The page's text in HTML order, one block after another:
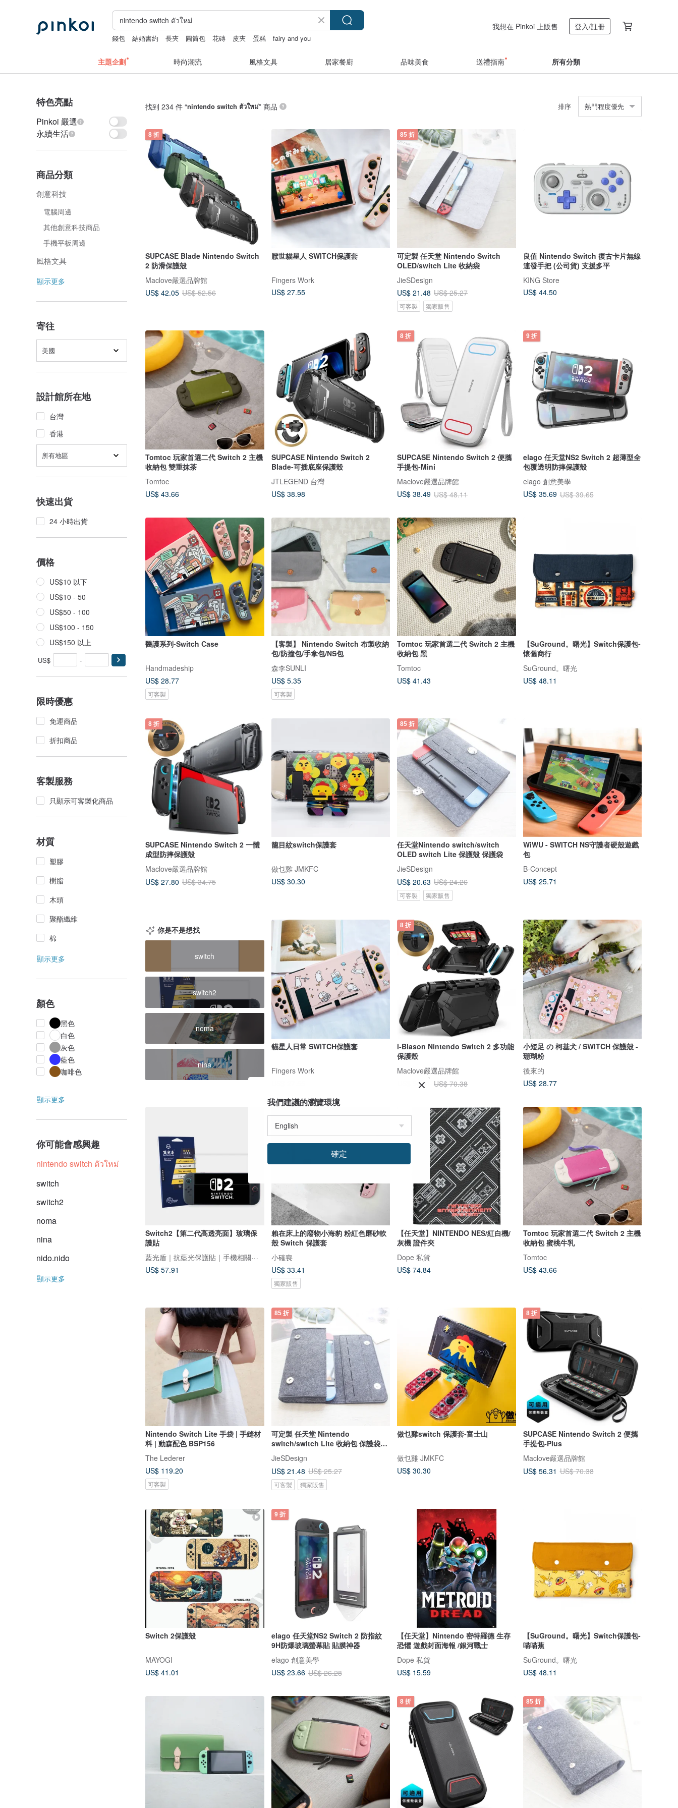
錢包 結婚書約 長夾 圓筒包 花磚 皮夾 蛋糕 fairy and you
我想在 Pinkoi 上販售 登入/註冊
主題企劃 時尚潮流 風格文具 居家餐廚 品味美食 送禮指南 所有分類
特色亮點
Pinkoi 嚴選
永續生活
商品分類
創意科技
電腦周邊
其他創意科技商品
手機平板周邊
風格文具
顯示更多
寄往
美國
設計館所在地
台灣
香港
所有地區
快速出貨
24 小時出貨
價格
US$10 以下
US$10 - 50
US$50 - 100
US$100 - 150
US$150 以上
US$ -
限時優惠
免運商品
折扣商品
客製服務
只顯示可客製化商品
材質
塑膠
樹脂
木頭
聚酯纖維
棉
顯示更多
顏色
黑色
白色
灰色
藍色
咖啡色
顯示更多
你可能會感興趣
nintendo switch ตัวใหม่
switch
switch2
noma
nina
nido.nido
顯示更多
找到 234 件 “nintendo switch ตัวใหม่” 商品 排序 熱門程度優先
8 折
SUPCASE Blade Nintendo Switch
2 防滑保護殼
Maclove嚴選品牌館
US$ 42.05 US$ 52.56
厭世貓星人 SWITCH保護套
Fingers Work
US$ 27.55
85 折
可定製 任天堂 Nintendo Switch
OLED/switch Lite 收納袋
JieSDesign
US$ 21.48 US$ 25.27
可客製 獨家販售
良值 Nintendo Switch 復古卡片無線
連發手把 (公司貨) 支援多平
KING Store
US$ 44.50
Tomtoc 玩家首選二代 Switch 2 主機
收納包 雙重抹茶
Tomtoc
US$ 43.66
SUPCASE Nintendo Switch 2
Blade-可插底座保護殼
JTLEGEND 台灣
US$ 38.98
8 折
SUPCASE Nintendo Switch 2 便攜
手提包-Mini
Maclove嚴選品牌館
US$ 38.49 US$ 48.11
9 折
elago 任天堂NS2 Switch 2 超薄型全
包覆透明防摔保護殼
elago 創意美學
US$ 35.69 US$ 39.65
醫護系列-Switch Case
Handmadeship
US$ 28.77
可客製
【客製】 Nintendo Switch 布製收納
包/防撞包/手拿包/NS包
森李SUNLI
US$ 5.35
可客製
Tomtoc 玩家首選二代 Switch 2 主機
收納包 黑
Tomtoc
US$ 41.43
【SuGround。曙光】Switch保護包-
懷舊商行
SuGround。曙光
US$ 48.11
8 折
SUPCASE Nintendo Switch 2 一體
成型防摔保護殼
Maclove嚴選品牌館
US$ 27.80 US$ 34.75
籠目紋switch保護套
做乜雞 JMKFC
US$ 30.30
85 折
任天堂Nintendo switch/switch
OLED switch Lite 保護殼 保護袋
JieSDesign
US$ 20.63 US$ 24.26
可客製 獨家販售
WiWU - SWITCH NS守護者硬殼遊戲
包
B-Concept
US$ 25.71
你是不是想找
switch
switch2
noma
nina
貓星人日常 SWITCH保護套
Fingers Work
8 折
i-Blason Nintendo Switch 2 多功能
保護殼
Maclove嚴選品牌館
US$ 56.31
US$ 70.38
小短足 の 柯基犬 / SWITCH 保護殼 -
珊瑚粉
後來的
US$ 28.77
Switch2【第二代高透亮面】玻璃保
護貼
藍光盾｜抗藍光保護貼｜手機相關產品
US$ 57.91
賴在床上的廢物小海豹 粉紅色磨砂軟
殼 Switch 保護套
小確喪
US$ 33.41
獨家販售
【任天堂】NINTENDO NES/紅白機/
灰機 證件夾
Dope 私貨
US$ 74.84
Tomtoc 玩家首選二代 Switch 2 主機
收納包 蜜桃牛乳
Tomtoc
US$ 43.66
Nintendo Switch Lite 手袋 | 手縫材
料 | 動森配色 BSP156
The Lederer
US$ 119.20
可客製
85 折
可定製 任天堂 Nintendo
switch/switch Lite 收納包 保護袋
201
JieSDesign
US$ 21.48 US$ 25.27
可客製 獨家販售
做乜雞switch 保護套-富士山
做乜雞 JMKFC
US$ 30.30
8 折
SUPCASE Nintendo Switch 2 便攜
手提包-Plus
Maclove嚴選品牌館
US$ 56.31 US$ 70.38
Switch 2保護殼
MAYOGI
US$ 41.01
9 折
elago 任天堂NS2 Switch 2 防指紋
9H防爆玻璃螢幕貼 貼膜神器
elago 創意美學
US$ 23.66 US$ 26.28
【任天堂】Nintendo 密特羅德 生存
恐懼 遊戲封面海報 /銀河戰士
Dope 私貨
US$ 15.59
【SuGround。曙光】Switch保護包-
喵喵蕉
SuGround。曙光
US$ 48.11
8 折 85 折
我們建議的瀏覽環境
確定